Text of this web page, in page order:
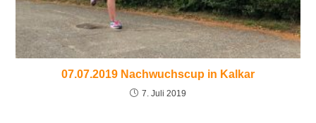
07.07.2019 Nachwuchscup in Kalkar
7. Juli 2019